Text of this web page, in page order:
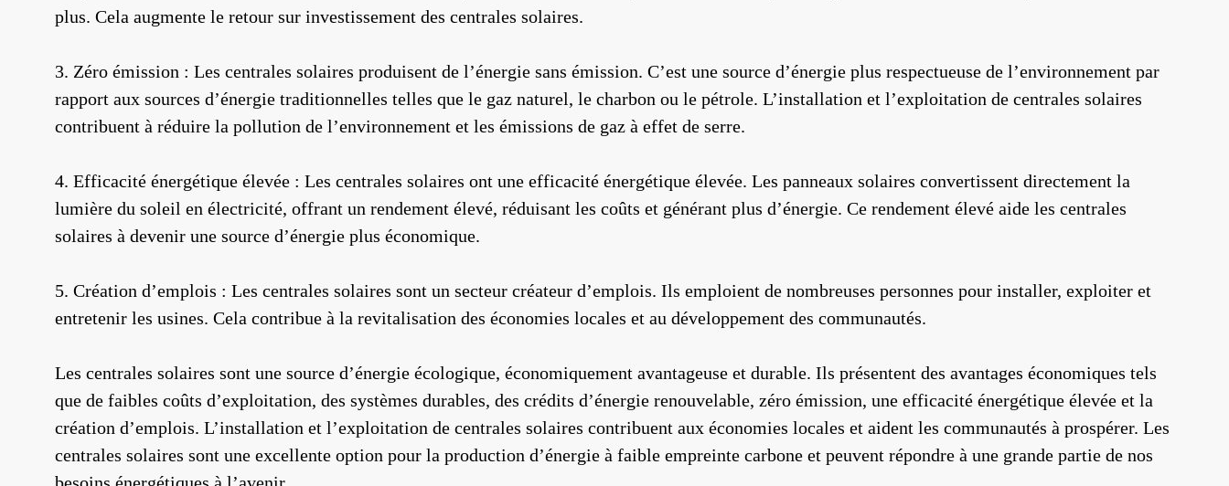
plus. Cela augmente le retour sur investissement des centrales solaires.
3. Zéro émission : Les centrales solaires produisent de l’énergie sans émission. C’est une source d’énergie plus respectueuse de l’environnement par
rapport aux sources d’énergie traditionnelles telles que le gaz naturel, le charbon ou le pétrole. L’installation et l’exploitation de centrales solaires
contribuent à réduire la pollution de l’environnement et les émissions de gaz à effet de serre.
4. Efficacité énergétique élevée : Les centrales solaires ont une efficacité énergétique élevée. Les panneaux solaires convertissent directement la
lumière du soleil en électricité, offrant un rendement élevé, réduisant les coûts et générant plus d’énergie. Ce rendement élevé aide les centrales
solaires à devenir une source d’énergie plus économique.
5. Création d’emplois : Les centrales solaires sont un secteur créateur d’emplois. Ils emploient de nombreuses personnes pour installer, exploiter et
entretenir les usines. Cela contribue à la revitalisation des économies locales et au développement des communautés.
Les centrales solaires sont une source d’énergie écologique, économiquement avantageuse et durable. Ils présentent des avantages économiques tels
que de faibles coûts d’exploitation, des systèmes durables, des crédits d’énergie renouvelable, zéro émission, une efficacité énergétique élevée et la
création d’emplois. L’installation et l’exploitation de centrales solaires contribuent aux économies locales et aident les communautés à prospérer. Les
centrales solaires sont une excellente option pour la production d’énergie à faible empreinte carbone et peuvent répondre à une grande partie de nos